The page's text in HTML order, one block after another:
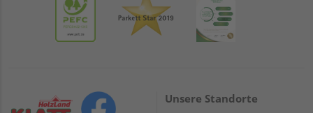
Unsere Standorte